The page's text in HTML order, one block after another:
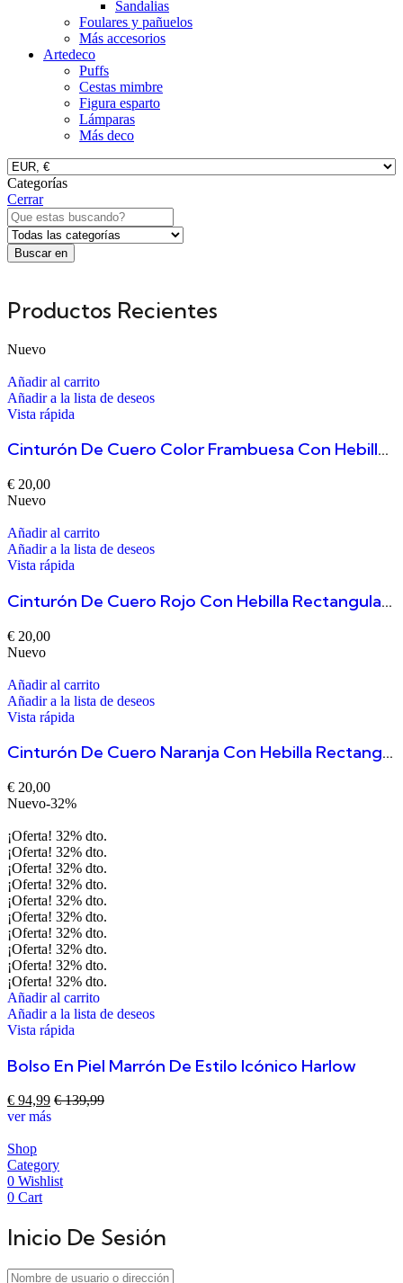
Sandalias
Foulares y pañuelos
Más accesorios
Artedeco
Puffs
Cestas mimbre
Figura esparto
Lámparas
Más deco
Categorías
Cerrar
Buscar en
Productos Recientes
Nuevo
Añadir al carrito
Añadir a la lista de deseos
Vista rápida
Cinturón De Cuero Color Frambuesa Con Hebilla Rectangular Tallada Duero
€ 20,00
Nuevo
Añadir al carrito
Añadir a la lista de deseos
Vista rápida
Cinturón De Cuero Rojo Con Hebilla Rectangular Tallada Duero
€ 20,00
Nuevo
Añadir al carrito
Añadir a la lista de deseos
Vista rápida
Cinturón De Cuero Naranja Con Hebilla Rectangular Tallada Duero
€ 20,00
Nuevo-32%
¡Oferta! 32% dto.
¡Oferta! 32% dto.
¡Oferta! 32% dto.
¡Oferta! 32% dto.
¡Oferta! 32% dto.
¡Oferta! 32% dto.
¡Oferta! 32% dto.
¡Oferta! 32% dto.
¡Oferta! 32% dto.
¡Oferta! 32% dto.
Añadir al carrito
Añadir a la lista de deseos
Vista rápida
Bolso En Piel Marrón De Estilo Icónico Harlow
€ 94,99 €139,99
ver más
Shop
Category
0 Wishlist
0 Cart
Inicio De Sesión